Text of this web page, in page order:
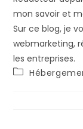
mon savoir et
Sur ce blog, je
webmarketing,
les entreprises.
Post